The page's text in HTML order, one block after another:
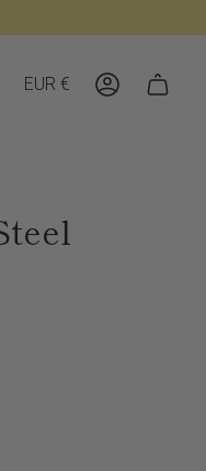
Währung
EUR € Konto